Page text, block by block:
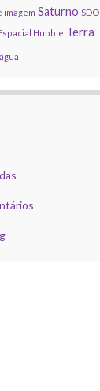
imagem Saturno SDO
Hubble Terra
água